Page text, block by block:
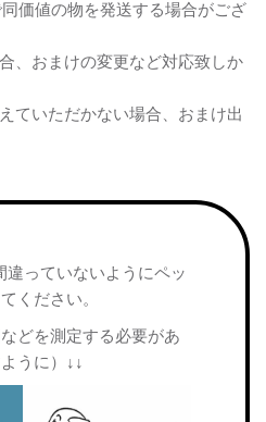
価値の物を発送する場合がござ
、おまけの変更など対応致しか
ていただかない場合、おまけ出
っていないようにペッ
ください。
どを測定する必要があ
うに）↓↓